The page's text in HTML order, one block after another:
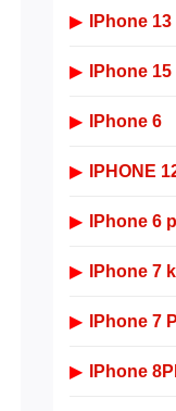
▶ IPhone
▶ IPhone
▶ IPhone 6
▶ IPHONE
▶ IPhone 6
▶ IPhone 7
▶ IPhone 7
▶ IPhone